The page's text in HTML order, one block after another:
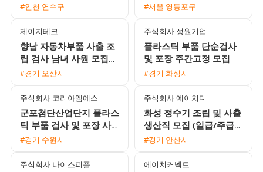
#인천 연수구 #서울 영등포구
제이지테크
향남 자동차부품 사출 조
립 검사 남녀 사원 모집
월 450만원 이상 가능 쾌
#경기 오산시
주식회사 정원기업
플라스틱 부품 단순검사
및 포장 주간고정 모집
#경기 화성시
주식회사 코리아엠에스
군포첨단산업단지 플라스
틱 부품 검사 및 포장 사
원 모집 주급 정산 가능
#경기 수원시
주식회사 에이치디
화성 정수기 조립 및 사출
생산직 모집 (일급/주급/
월급 선택 가능)
#경기 안산시
주식회사 나이스피플 에이치커넥트